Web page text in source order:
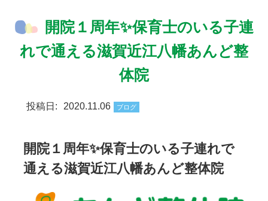
開院１周年✨保育士のいる子連
れで通える滋賀近江八幡あんど整
体院
投稿日: 2020.11.06 ブログ
開院１周年✨保育士のいる子連れで
通える滋賀近江八幡あんど整体院